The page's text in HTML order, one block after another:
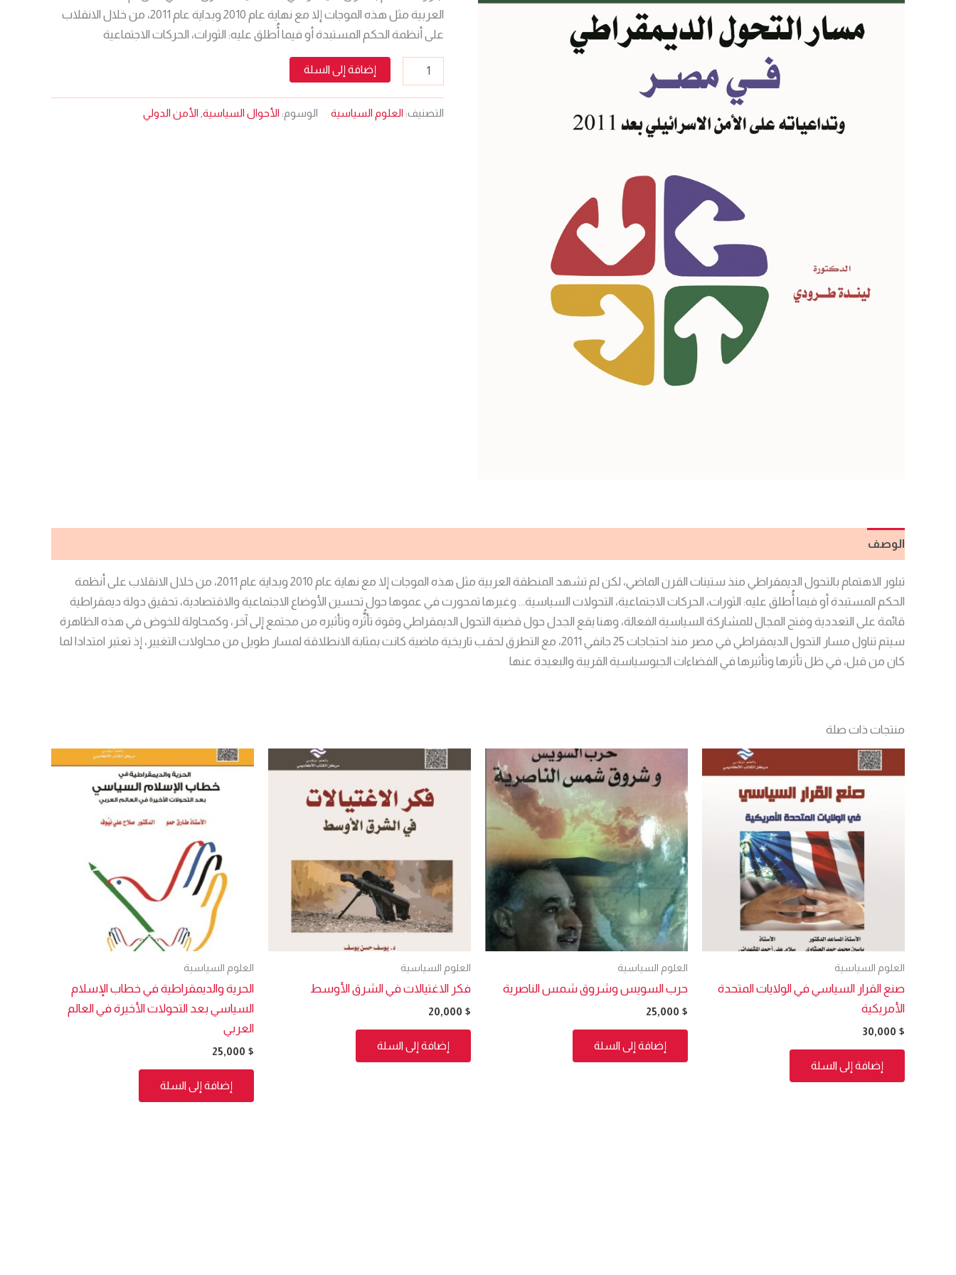
العربية مثل هذه الموجات إلا مع نهاية عام 2010 وبداية عام 2011، من خلال الانقلاب
على أنظمة الحكم المستبدة أو فيما أُطلق عليه: الثورات، الحركات الاجتماعية
2011
إضافة إلى السلة
التصنيف: العلوم السياسية الوسوم: الأحوال السياسية الأمن الدولي
الوصف
تبلور الاهتمام بالتحول الديمقراطي منذ ستينات القرن الماضي، لكن لم تشهد المنطقة العربية مثل هذه الموجات إلا مع نهاية عام 2010 وبداية عام 2011، من خلال الانقلاب على أنظمة
الحكم المستبدة أو فيما أُطلق عليه: الثورات، الحركات الاجتماعية، التحولات السياسية… وغيرها تمحورت في عموها حول تحسين الأوضاع الاجتماعية والاقتصادية، تحقيق دولة ديمقراطية
قائمة على التعددية وفتح المجال للمشاركة السياسية الفعالة، وهنا يقع الجدل حول قضية التحول الديمقراطي وقوة تأثُّره وتأثيره من مجتمع إلى آخر، وكمحاولة للخوض في هذه الظاهرة
سيتم تناول مسار التحول الديمقراطي في مصر منذ احتجاجات 25 جانفي 2011، مع التطرق لحقب تاريخية ماضية كانت بمثابة الانطلاقة لمسار طويل من محاولات التغيير، إذ تعتبر امتدادا لما
كان من قبل، في ظل تأثرها وتأثيرها في الفضاءات الجيوسياسية القريبة والبعيدة عنها
منتجات ذات صلة
العلوم السياسية
صنع القرار السياسي في الولايات المتحدة
الأمريكية
30,000 $
إضافة إلى السلة
العلوم السياسية
حرب السويس وشروق شمس الناصرية
25,000 $
إضافة إلى السلة
العلوم السياسية
فكر الاغتيالات في الشرق الأوسط
20,000 $
إضافة إلى السلة
العلوم السياسية
الحرية والديمقراطية في خطاب الإسلام
السياسي بعد التحولات الأخيرة في العالم
العربي
25,000 $
إضافة إلى السلة